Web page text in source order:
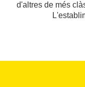
d'altres de més